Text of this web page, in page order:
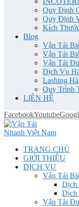
Quy Định
Quy Định
Kích
Blog
Vận Tải
Vận Tải
Vận Tải
Dịch Vụ
Lashing
Quy Trình
LIÊN HỆ
FacebookYoutube
TRANG CHỦ
GIỚI THIỆU
DỊCH VỤ
Vận Tải
Dịch
Dịch
Vận Tải